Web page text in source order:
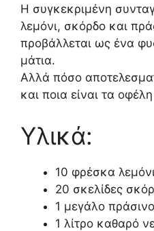
Η συγκεκριμένη
λεμόνι, σκόρδο και
προβάλλεται ως ένα
μάτια.
Αλλά πόσο
και ποια είναι τα
Υλικά:
10 φρέσκα
20 σκελίδες
1 μεγάλο
1 λίτρο καθαρό